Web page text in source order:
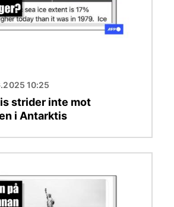
10:25
strider inte mot
i Antarktis